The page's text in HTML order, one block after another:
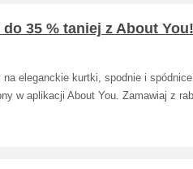
35 % taniej z About You!
eleganckie kurtki, spodnie i
w aplikacji About You. Zamawiaj z